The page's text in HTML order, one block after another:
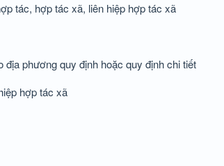
tác, hợp tác xã, liên hiệp hợp tác xã
phương quy định hoặc quy định chi tiết
hợp tác xã